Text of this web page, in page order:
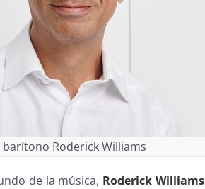
barítono Roderick Williams
de la música, Roderick Williams